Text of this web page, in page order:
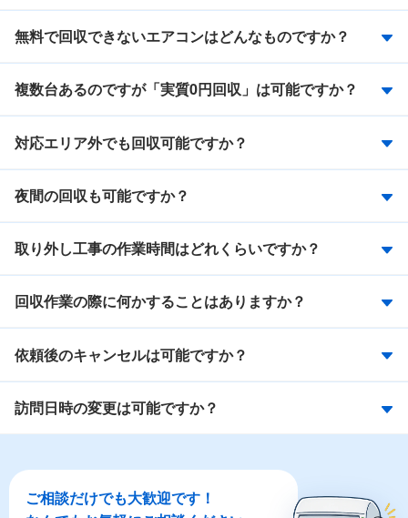
無料で回収できないエアコンはどんなものですか？
複数台あるのですが「実質0円回収」は可能ですか？
対応エリア外でも回収可能ですか？
夜間の回収も可能ですか？
取り外し工事の作業時間はどれくらいですか？
回収作業の際に何かすることはありますか？
依頼後のキャンセルは可能ですか？
訪問日時の変更は可能ですか？
ご相談だけでも大歓迎です！